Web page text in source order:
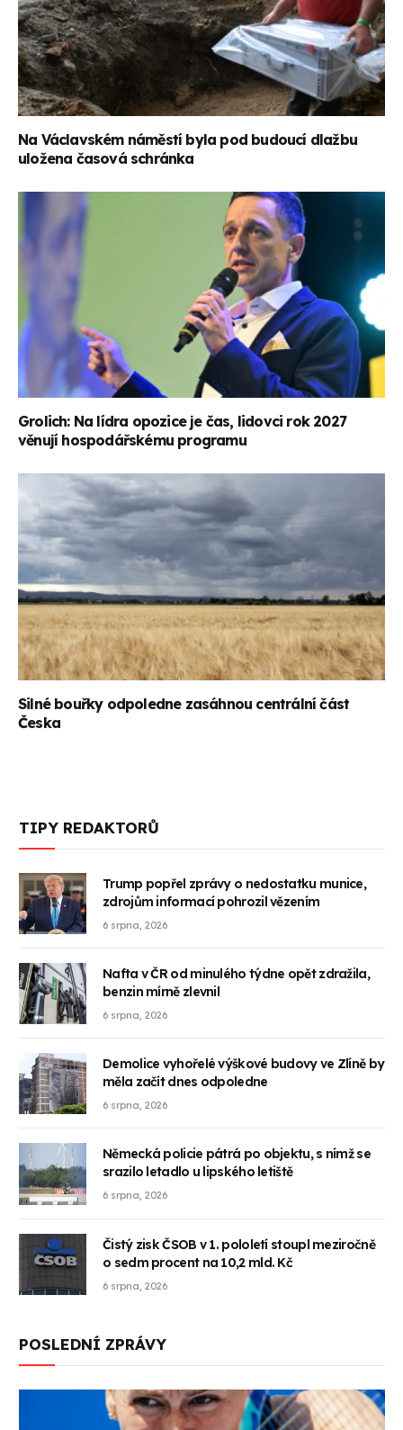
Na Václavském náměstí byla pod budoucí dlažbu
uložena časová schránka
Grolich: Na lídra opozice je čas, lidovci rok 2027
věnují hospodářskému programu
Silné bouřky odpoledne zasáhnou centrální část
Česka
TIPY REDAKTORŮ
Trump popřel zprávy o nedostatku munice,
zdrojům informací pohrozil vězením
6 srpna, 2026
Nafta v ČR od minulého týdne opět zdražila,
benzin mírně zlevnil
6 srpna, 2026
Demolice vyhořelé výškové budovy ve Zlíně by
měla začít dnes odpoledne
6 srpna, 2026
Německá policie pátrá po objektu, s nímž se
srazilo letadlo u lipského letiště
6 srpna, 2026
Čistý zisk ČSOB v 1. pololetí stoupl meziročně
o sedm procent na 10,2 mld. Kč
6 srpna, 2026
POSLEDNÍ ZPRÁVY